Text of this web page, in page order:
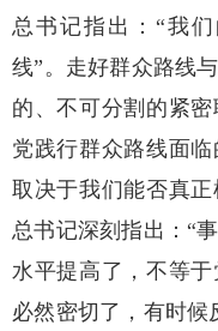
总书记指出：“我
线”。走好群众路线
的、不可分割的紧
党践行群众路线面
取决于我们能否真
总书记深刻指出：“
水平提高了，不等于
必然密切了，有时候